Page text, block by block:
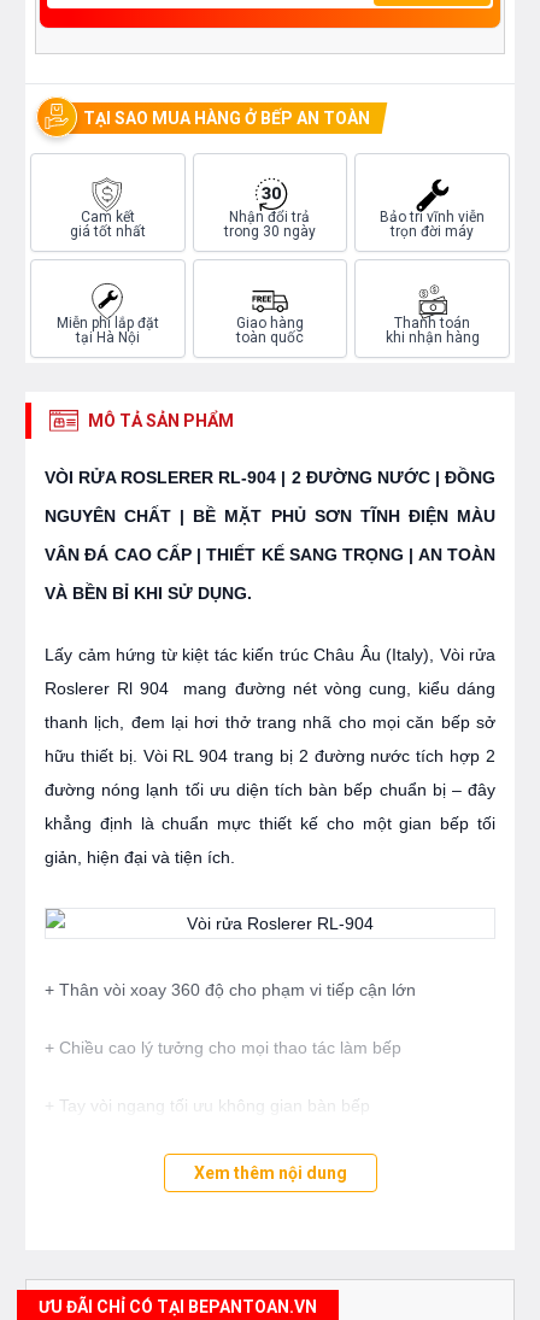
TẠI SAO MUA HÀNG Ở BẾP AN TOÀN
Cam kết
giá tốt nhất
Nhận đổi trả
trong 30 ngày
Bảo trì vĩnh viễn
trọn đời máy
Miễn phí lắp đặt
tại Hà Nội
Giao hàng
toàn quốc
Thanh toán
khi nhận hàng
MÔ TẢ SẢN PHẨM
VÒI RỬA ROSLERER RL-904 | 2 ĐƯỜNG NƯỚC | ĐỒNG
NGUYÊN CHẤT | BỀ MẶT PHỦ SƠN TĨNH ĐIỆN MÀU
VÂN ĐÁ CAO CẤP | THIẾT KẾ SANG TRỌNG | AN TOÀN
VÀ BỀN BỈ KHI SỬ DỤNG.
Lấy cảm hứng từ kiệt tác kiến trúc Châu Âu (Italy), Vòi rửa
Roslerer Rl 904 mang đường nét vòng cung, kiểu dáng
thanh lịch, đem lại hơi thở trang nhã cho mọi căn bếp sở
hữu thiết bị. Vòi RL 904 trang bị 2 đường nước tích hợp 2
đường nóng lạnh tối ưu diện tích bàn bếp chuẩn bị – đây
khẳng định là chuẩn mực thiết kế cho một gian bếp tối
giản, hiện đại và tiện ích.
+ Thân vòi xoay 360 độ cho phạm vi tiếp cận lớn
+ Chiều cao lý tưởng cho mọi thao tác làm bếp
+ Tay vòi ngang tối ưu không gian bàn bếp
+ Bề mặt mạ PVD vân đá và Chrome cao cấp
Tiết kiệm 40% nước
Xem thêm nội dung
ƯU ĐÃI CHỈ CÓ TẠI BEPANTOAN.VN